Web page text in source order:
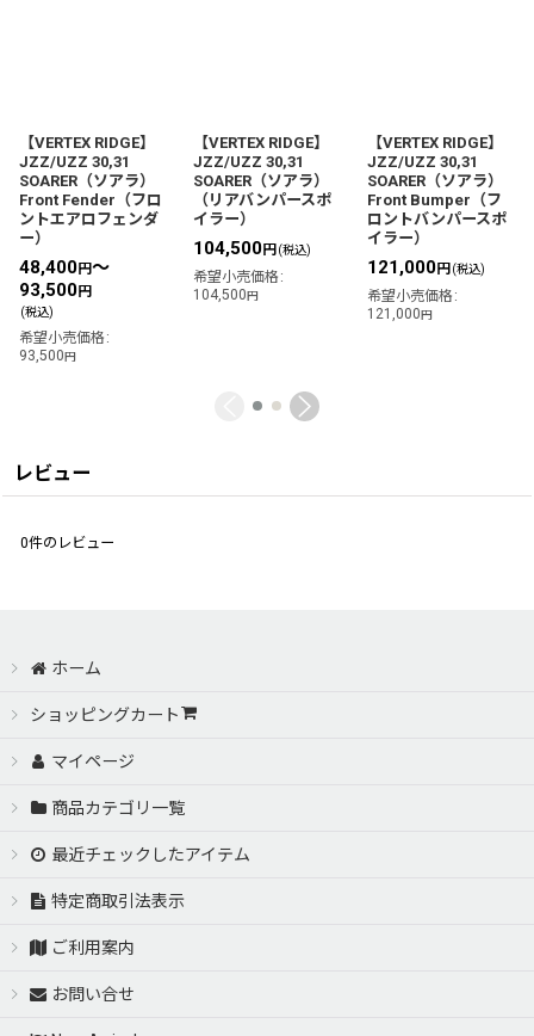
【VERTEX RIDGE】
JZZ/UZZ 30,31
SOARER（ソアラ）
Front Fender（フロ
ントエアロフェンダ
ー）
48,400円～
93,500円
(税込)
希望小売価格 :
93,500円
【VERTEX RIDGE】
JZZ/UZZ 30,31
SOARER（ソアラ）
（リアバンパースポ
イラー）
104,500円 (税込)
希望小売価格 :
104,500円
【VERTEX RIDGE】
JZZ/UZZ 30,31
SOARER（ソアラ）
Front Bumper（フ
ロントバンパースポ
イラー）
121,000円 (税込)
希望小売価格 :
121,000円
レビュー
0件のレビュー
ホーム
ショッピングカート
マイページ
商品カテゴリ一覧
最近チェックしたアイテム
特定商取引法表示
ご利用案内
お問い合せ